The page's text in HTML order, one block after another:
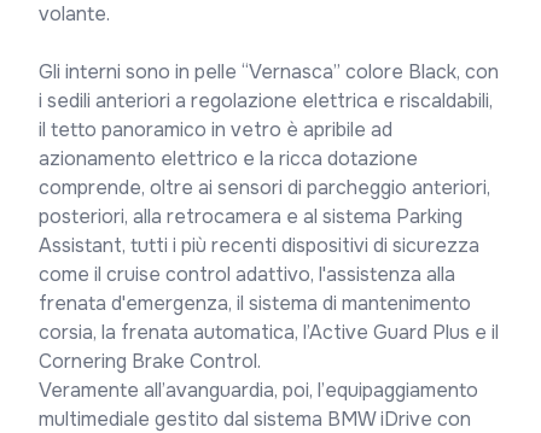
volante.
Gli interni sono in pelle “Vernasca” colore Black, con
i sedili anteriori a regolazione elettrica e riscaldabili,
il tetto panoramico in vetro è apribile ad
azionamento elettrico e la ricca dotazione
comprende, oltre ai sensori di parcheggio anteriori,
posteriori, alla retrocamera e al sistema Parking
Assistant, tutti i più recenti dispositivi di sicurezza
come il cruise control adattivo, l'assistenza alla
frenata d'emergenza, il sistema di mantenimento
corsia, la frenata automatica, l’Active Guard Plus e il
Cornering Brake Control.
Veramente all’avanguardia, poi, l’equipaggiamento
multimediale gestito dal sistema BMW iDrive con